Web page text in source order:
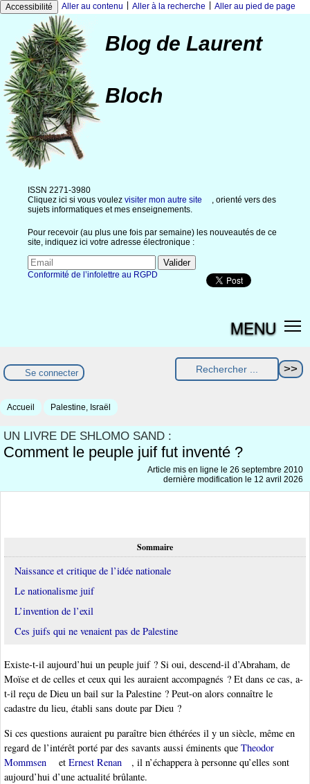
Accessibilité Aller au contenu Aller à la recherche Aller au pied de page
Blog de Laurent
Bloch
ISSN 2271-3980
Cliquez ici si vous voulez visiter mon autre site
, orienté vers des
sujets informatiques et mes enseignements.
Pour recevoir (au plus une fois par semaine) les nouveautés de ce
site, indiquez ici votre adresse électronique :
Conformité de l’infolettre au RGPD
MENU
Se connecter
Accueil Palestine, Israël
UN LIVRE DE SHLOMO SAND :
Comment le peuple juif fut inventé ?
Article mis en ligne le 26 septembre 2010
dernière modification le 12 avril 2026
Sommaire
Naissance et critique de l’idée nationale
Le nationalisme juif
L’invention de l’exil
Ces juifs qui ne venaient pas de Palestine
Existe-t-il aujourd’hui un peuple juif ? Si oui, descend-il d’Abraham, de
Moïse et de celles et ceux qui les auraient accompagnés ? Et dans ce cas, a-
t-il reçu de Dieu un bail sur la Palestine ? Peut-on alors connaître le
cadastre du lieu, établi sans doute par Dieu ?
Si ces questions auraient pu paraître bien éthérées il y un siècle, même en
regard de l’intérêt porté par des savants aussi éminents que Theodor
Mommsen
et Ernest Renan
, il n’échappera à personne qu’elles sont
aujourd’hui d’une actualité brûlante.